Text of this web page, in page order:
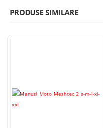
PRODUSE SIMILARE